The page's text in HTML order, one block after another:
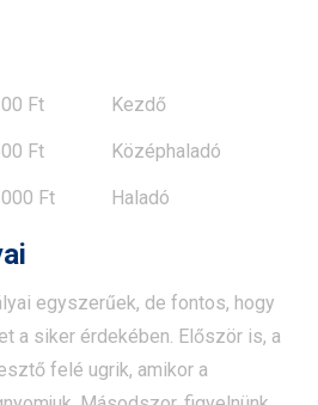
Ft Kezdő
Ft Középhaladó
Ft Haladó
egyszerűek, de fontos, hogy
a siker érdekében. Először is, a
felé ugrik, amikor a